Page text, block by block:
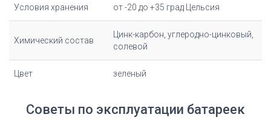
Условия хранения от -20 до +35 град Цельсия
Химический состав
Цинк-карбон, углеродно-цинковый,
солевой
Цвет зеленый
Советы по эксплуатации батареек